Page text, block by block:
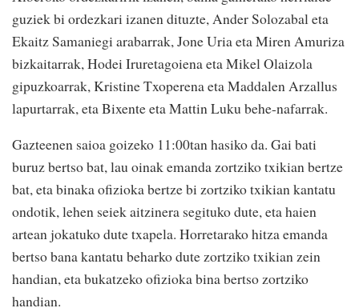
guziek bi ordezkari izanen dituzte, Ander Solozabal eta
Ekaitz Samaniegi arabarrak, Jone Uria eta Miren Amuriza
bizkaitarrak, Hodei Iruretagoiena eta Mikel Olaizola
gipuzkoarrak, Kristine Txoperena eta Maddalen Arzallus
lapurtarrak, eta Bixente eta Mattin Luku behe-nafarrak.
Gazteenen saioa goizeko 11:00tan hasiko da. Gai bati
buruz bertso bat, lau oinak emanda zortziko txikian bertze
bat, eta binaka ofizioka bertze bi zortziko txikian kantatu
ondotik, lehen seiek aitzinera segituko dute, eta haien
artean jokatuko dute txapela. Horretarako hitza emanda
bertso bana kantatu beharko dute zortziko txikian zein
handian, eta bukatzeko ofizioka bina bertso zortziko
handian.